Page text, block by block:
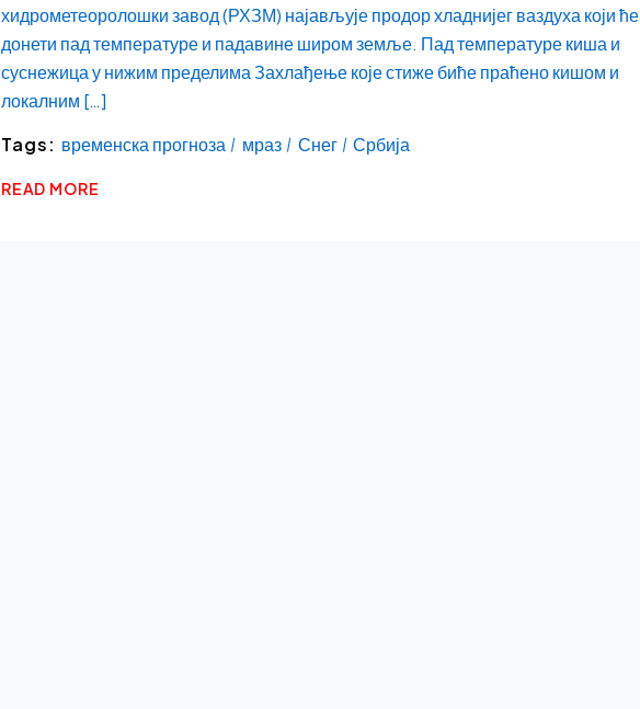
хидрометеоролошки завод (РХЗМ) најављује продор хладнијег ваздуха који ће
донети пад температуре и падавине широм земље. Пад температуре киша и
суснежица у нижим пределима Захлађење које стиже биће праћено кишом и
локалним […]
Tags: временска прогноза мраз Снег Србија
READ MORE